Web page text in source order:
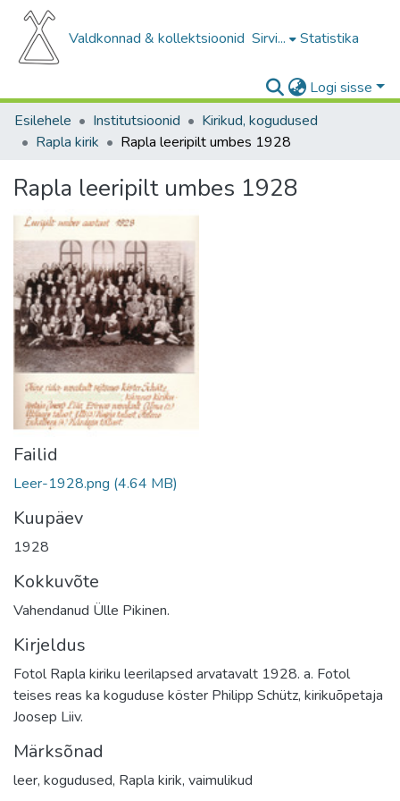
Valdkonnad & kollektsioonid Sirvi... Statistika
Logi sisse
Esilehele
Institutsioonid
Kirikud, kogudused
Rapla kirik
Rapla leeripilt umbes 1928
Rapla leeripilt umbes 1928
Failid
Leer-1928.png (4.64 MB)
Kuupäev
1928
Kokkuvõte
Vahendanud Ülle Pikinen.
Kirjeldus
Fotol Rapla kiriku leerilapsed arvatavalt 1928. a. Fotol
teises reas ka koguduse köster Philipp Schütz, kirikuõpetaja
Joosep Liiv.
Märksõnad
leer, kogudused, Rapla kirik, vaimulikud